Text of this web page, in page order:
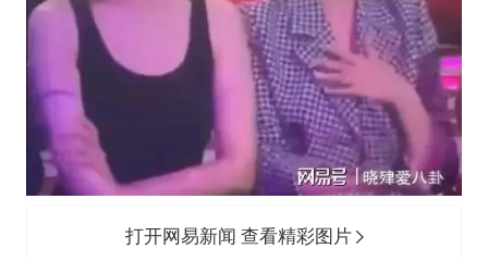
打开网易新闻 查看精彩图片